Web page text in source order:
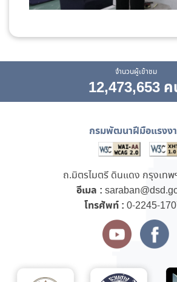
จำนวนผู้เข้าชม
12,473,653
กรมพัฒนาฝีมือแรงง
ถ.มิตรไมตรี ดินแดง กรุงเทพ
อีเมล :
โทรศัพท์ : 0-2245-